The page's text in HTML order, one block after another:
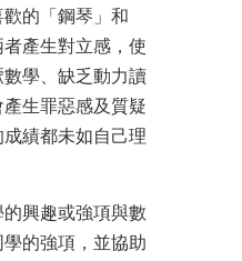
的「鋼琴」和
者產生對立感，使
學、缺乏動力讀
生罪惡感及質疑
績都未如自己理
興趣或強項與數
的強項，並協助